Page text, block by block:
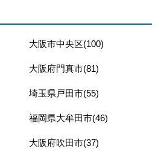
大阪市中央区(100)
大阪府門真市(81)
埼玉県戸田市(55)
福岡県大牟田市(46)
大阪府吹田市(37)